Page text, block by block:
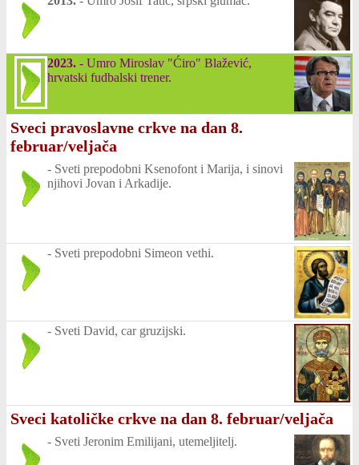
2023. - Umro Miroslav "Ćiro" Blažević,
hrvatski fudbalski trener.
Sveci pravoslavne crkve na dan 8.
februar/veljača
- Sveti prepodobni Ksenofont i Marija, i sinovi
njihovi Jovan i Arkadije.
- Sveti prepodobni Simeon vethi.
- Sveti David, car gruzijski.
Sveci katoličke crkve na dan 8. februar/veljača
- Sveti Jeronim Emilijani, utemeljitelj.